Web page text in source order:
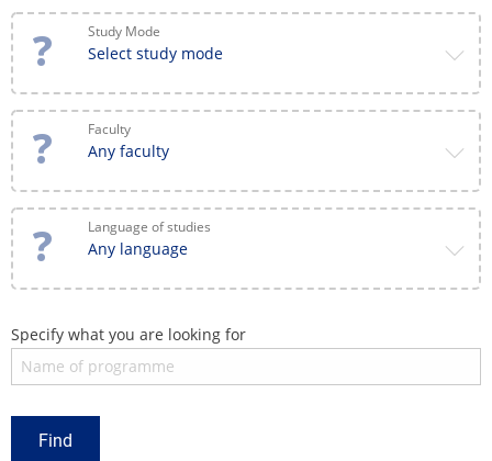
Study Mode
Select study mode
Faculty
Any faculty
Language of studies
Any language
Specify what you are looking for